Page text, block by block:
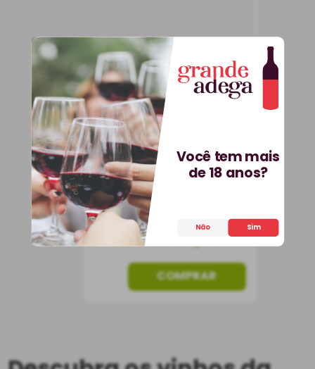
Bianco Toscana IGT
Vinho Branco
Itália
COMPRAR
Você tem mais
de 18 anos?
Não Sim